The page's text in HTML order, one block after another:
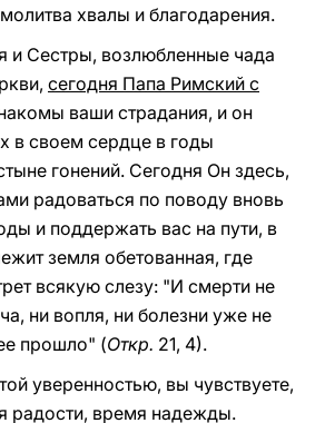
хвалы и благодарения.
и Сестры, возлюбленные чада
сегодня Папа Римский с
ваши страдания, и он
в своем сердце в годы
гонений. Сегодня Он здесь,
радоваться по поводу вновь
и поддержать вас на пути, в
земля обетованная, где
всякую слезу: "И смерти не
ни вопля, ни болезни уже не
прошло" (Откр. 21, 4).
уверенностью, вы чувствуете,
радости, время надежды.